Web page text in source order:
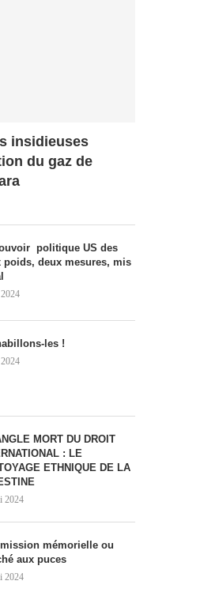
insidieuses
du gaz de
politique US des
poids, deux mesures, mis
les !
MORT DU DROIT
: LE
ETHNIQUE DE LA
2024
mémorielle ou
aux puces
2024